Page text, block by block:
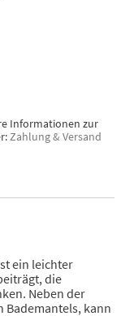
Informationen zur
Zahlung & Versand
ein leichter
die
Neben der
Bademantels, kann